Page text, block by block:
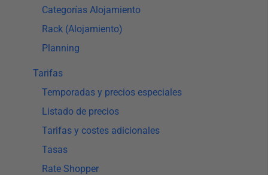
Categorías Alojamiento
Rack (Alojamiento)
Planning
Tarifas
Temporadas y precios especiales
Listado de precios
Tarifas y costes adicionales
Tasas
Rate Shopper